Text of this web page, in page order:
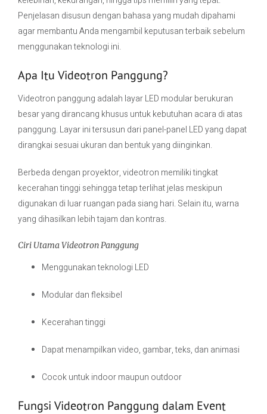
Penjelasan disusun dengan bahasa yang mudah dipahami
agar membantu Anda mengambil keputusan terbaik sebelum
menggunakan teknologi ini.
Apa Itu Videotron Panggung?
Videotron panggung adalah layar LED modular berukuran
besar yang dirancang khusus untuk kebutuhan acara di atas
panggung. Layar ini tersusun dari panel-panel LED yang dapat
dirangkai sesuai ukuran dan bentuk yang diinginkan.
Berbeda dengan proyektor, videotron memiliki tingkat
kecerahan tinggi sehingga tetap terlihat jelas meskipun
digunakan di luar ruangan pada siang hari. Selain itu, warna
yang dihasilkan lebih tajam dan kontras.
Ciri Utama Videotron Panggung
Menggunakan teknologi LED
Modular dan fleksibel
Kecerahan tinggi
Dapat menampilkan video, gambar, teks, dan animasi
Cocok untuk indoor maupun outdoor
Fungsi Videotron Panggung dalam Event